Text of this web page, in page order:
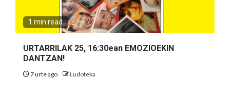
1 min read
URTARRILAK 25, 16:30ean EMOZIOEKIN
DANTZAN!
7 urte ago Ludoteka